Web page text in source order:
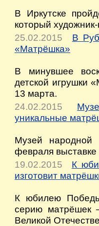
В Иркутске
который
25.02.2015
В
«Матрёшка»
В минувшее
детской игрушки
13 марта.
24.02.2015
уникальные
Музей народной
февраля
19.02.2015
К
изготовит
К юбилею Победы
серию матрёшек
Великой